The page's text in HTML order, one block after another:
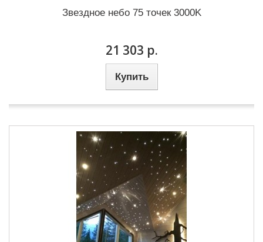
Звездное небо 75 точек 3000K
21 303 р.
Купить